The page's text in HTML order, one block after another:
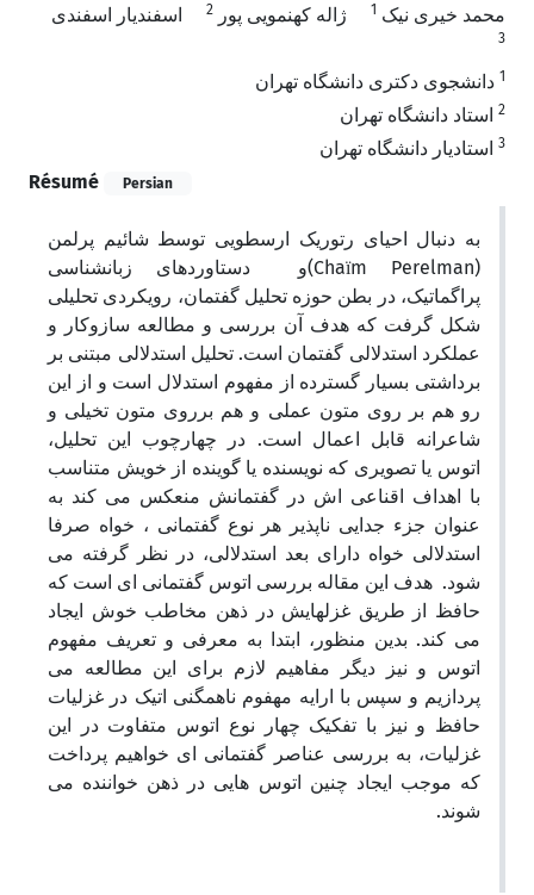
محمد خیری نیک 1 ژاله کهنمویی پور 2 اسفندیار اسفندی
3
1 دانشجوی دکتری دانشگاه تهران
2 استاد دانشگاه تهران
3 استادیار دانشگاه تهران
Résumé
Persian
به دنبال احیای رتوریک ارسطویی توسط شائیم پرلمن
(Chaїm Perelman)و دستاوردهای زبانشناسی
پراگماتیک، در بطن حوزه تحلیل گفتمان، رویکردی تحلیلی
شکل گرفت که هدف آن بررسی و مطالعه سازوکار و
عملکرد استدلالی گفتمان است. تحلیل استدلالی مبتنی بر
برداشتی بسیار گسترده از مفهوم استدلال است و از این
رو هم بر روی متون عملی و هم برروی متون تخیلی و
شاعرانه قابل اعمال است. در چهارچوب این تحلیل،
اتوس یا تصویری که نویسنده یا گوینده از خویش متناسب
با اهداف اقناعی اش در گفتمانش منعکس می کند به
عنوان جزء جدایی ناپذیر هر نوع گفتمانی ، خواه صرفا
استدلالی خواه دارای بعد استدلالی، در نظر گرفته می
شود. هدف این مقاله بررسی اتوس گفتمانی ای است که
حافظ از طریق غزلهایش در ذهن مخاطب خوش ایجاد
می کند. بدین منظور، ابتدا به معرفی و تعریف مفهوم
اتوس و نیز دیگر مفاهیم لازم برای این مطالعه می
پردازیم و سپس با ارایه مهفوم ناهمگنی اتیک در غزلیات
حافظ و نیز با تفکیک چهار نوع اتوس متفاوت در این
غزلیات، به بررسی عناصر گفتمانی ای خواهیم پرداخت
که موجب ایجاد چنین اتوس هایی در ذهن خواننده می
شوند.